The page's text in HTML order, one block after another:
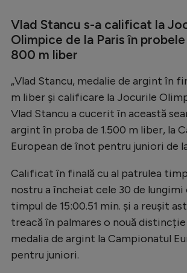
Vlad Stancu s-a calificat la
Olimpice de la Paris în
800 m liber
„Vlad Stancu, medalie de argint în
m liber și calificare la Jocurile
Vlad Stancu a cucerit în această
argint în proba de 1.500 m liber, la
European de înot pentru juniori de
Calificat în finală cu al patrulea
nostru a încheiat cele 30 de lungimi
timpul de 15:00.51 min. și a reușit
treacă în palmares o nouă
medalia de argint la Campionatul
pentru juniori.